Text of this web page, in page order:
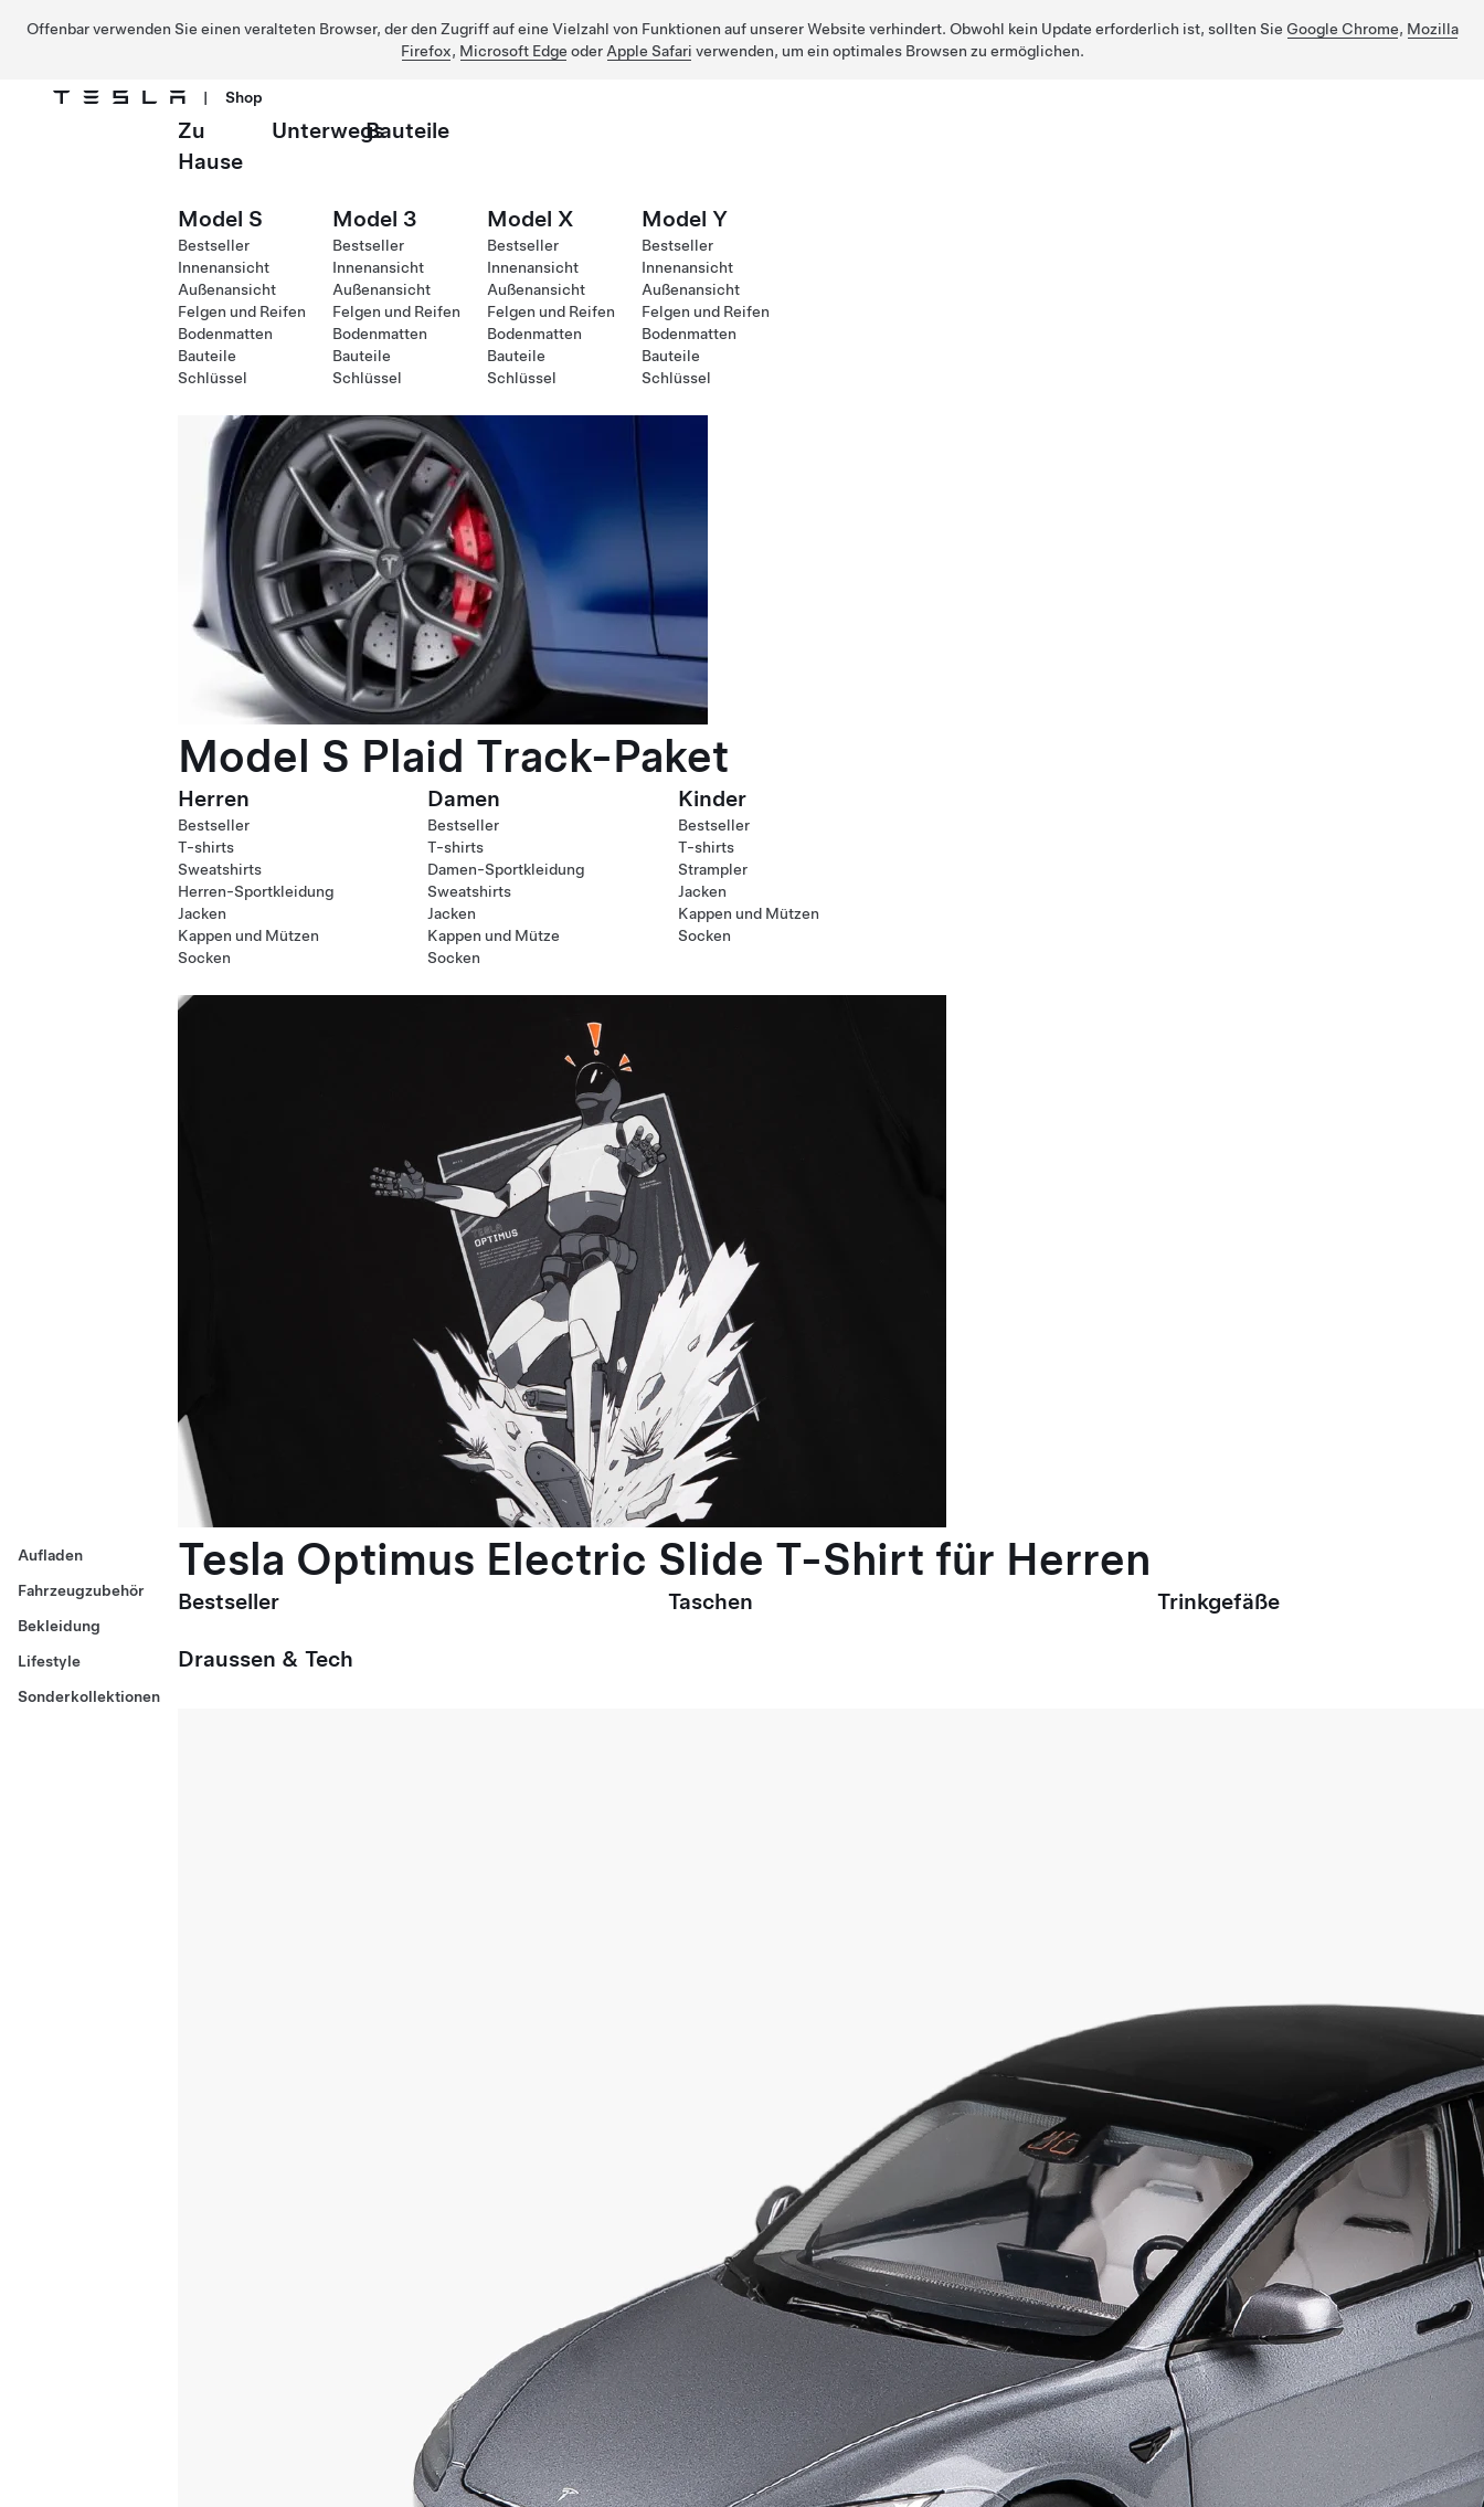
Offenbar verwenden Sie einen veralteten Browser, der den Zugriff auf eine Vielzahl von Funktionen auf unserer Website verhindert. Obwohl kein Update erforderlich ist, sollten Sie Google Chrome, Mozilla
Firefox, Microsoft Edge oder Apple Safari verwenden, um ein optimales Browsen zu ermöglichen.
| Shop
Aufladen
Fahrzeugzubehör
Bekleidung
Lifestyle
Sonderkollektionen
Zu
Hause
UnterwegsBauteile
Model S
Bestseller
Innenansicht
Außenansicht
Felgen und Reifen
Bodenmatten
Bauteile
Schlüssel
Model 3
Bestseller
Innenansicht
Außenansicht
Felgen und Reifen
Bodenmatten
Bauteile
Schlüssel
Model X
Bestseller
Innenansicht
Außenansicht
Felgen und Reifen
Bodenmatten
Bauteile
Schlüssel
Model Y
Bestseller
Innenansicht
Außenansicht
Felgen und Reifen
Bodenmatten
Bauteile
Schlüssel
Model S Plaid Track-Paket
Herren
Bestseller
T-shirts
Sweatshirts
Herren-Sportkleidung
Jacken
Kappen und Mützen
Socken
Damen
Bestseller
T-shirts
Damen-Sportkleidung
Sweatshirts
Jacken
Kappen und Mütze
Socken
Kinder
Bestseller
T-shirts
Strampler
Jacken
Kappen und Mützen
Socken
Tesla Optimus Electric Slide T-Shirt für Herren
Bestseller Taschen Trinkgefäße
Draussen & Tech